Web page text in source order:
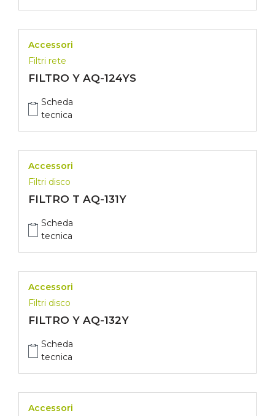
Accessori
Filtri rete
FILTRO Y AQ-124YS
Scheda
tecnica
Accessori
Filtri disco
FILTRO T AQ-131Y
Scheda
tecnica
Accessori
Filtri disco
FILTRO Y AQ-132Y
Scheda
tecnica
Accessori